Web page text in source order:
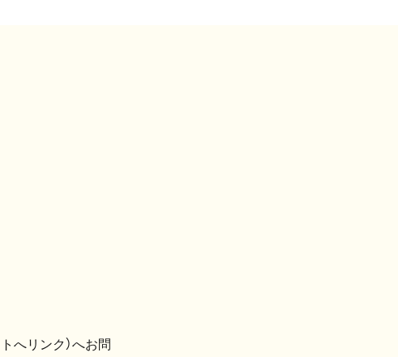
トへリンク）へお問